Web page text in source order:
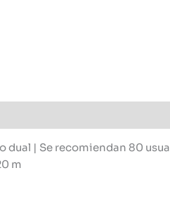
| Se recomiendan 80
m